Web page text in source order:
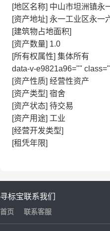
[地区名称] 中山市坦洲镇永
[资产地址] 永一工业区永一
[建筑物占地面积]
[资产数量] 1.0
[所有权属性] 集体所有
data-v-e9821a96=""
[资产性质] 经营性资产
[资产类型] 宿舍
[资产状态] 待交易
[资产用途] 工业
[经营开发类型]
[租凭年限]
寻标宝
首页
联系我们
联系客服